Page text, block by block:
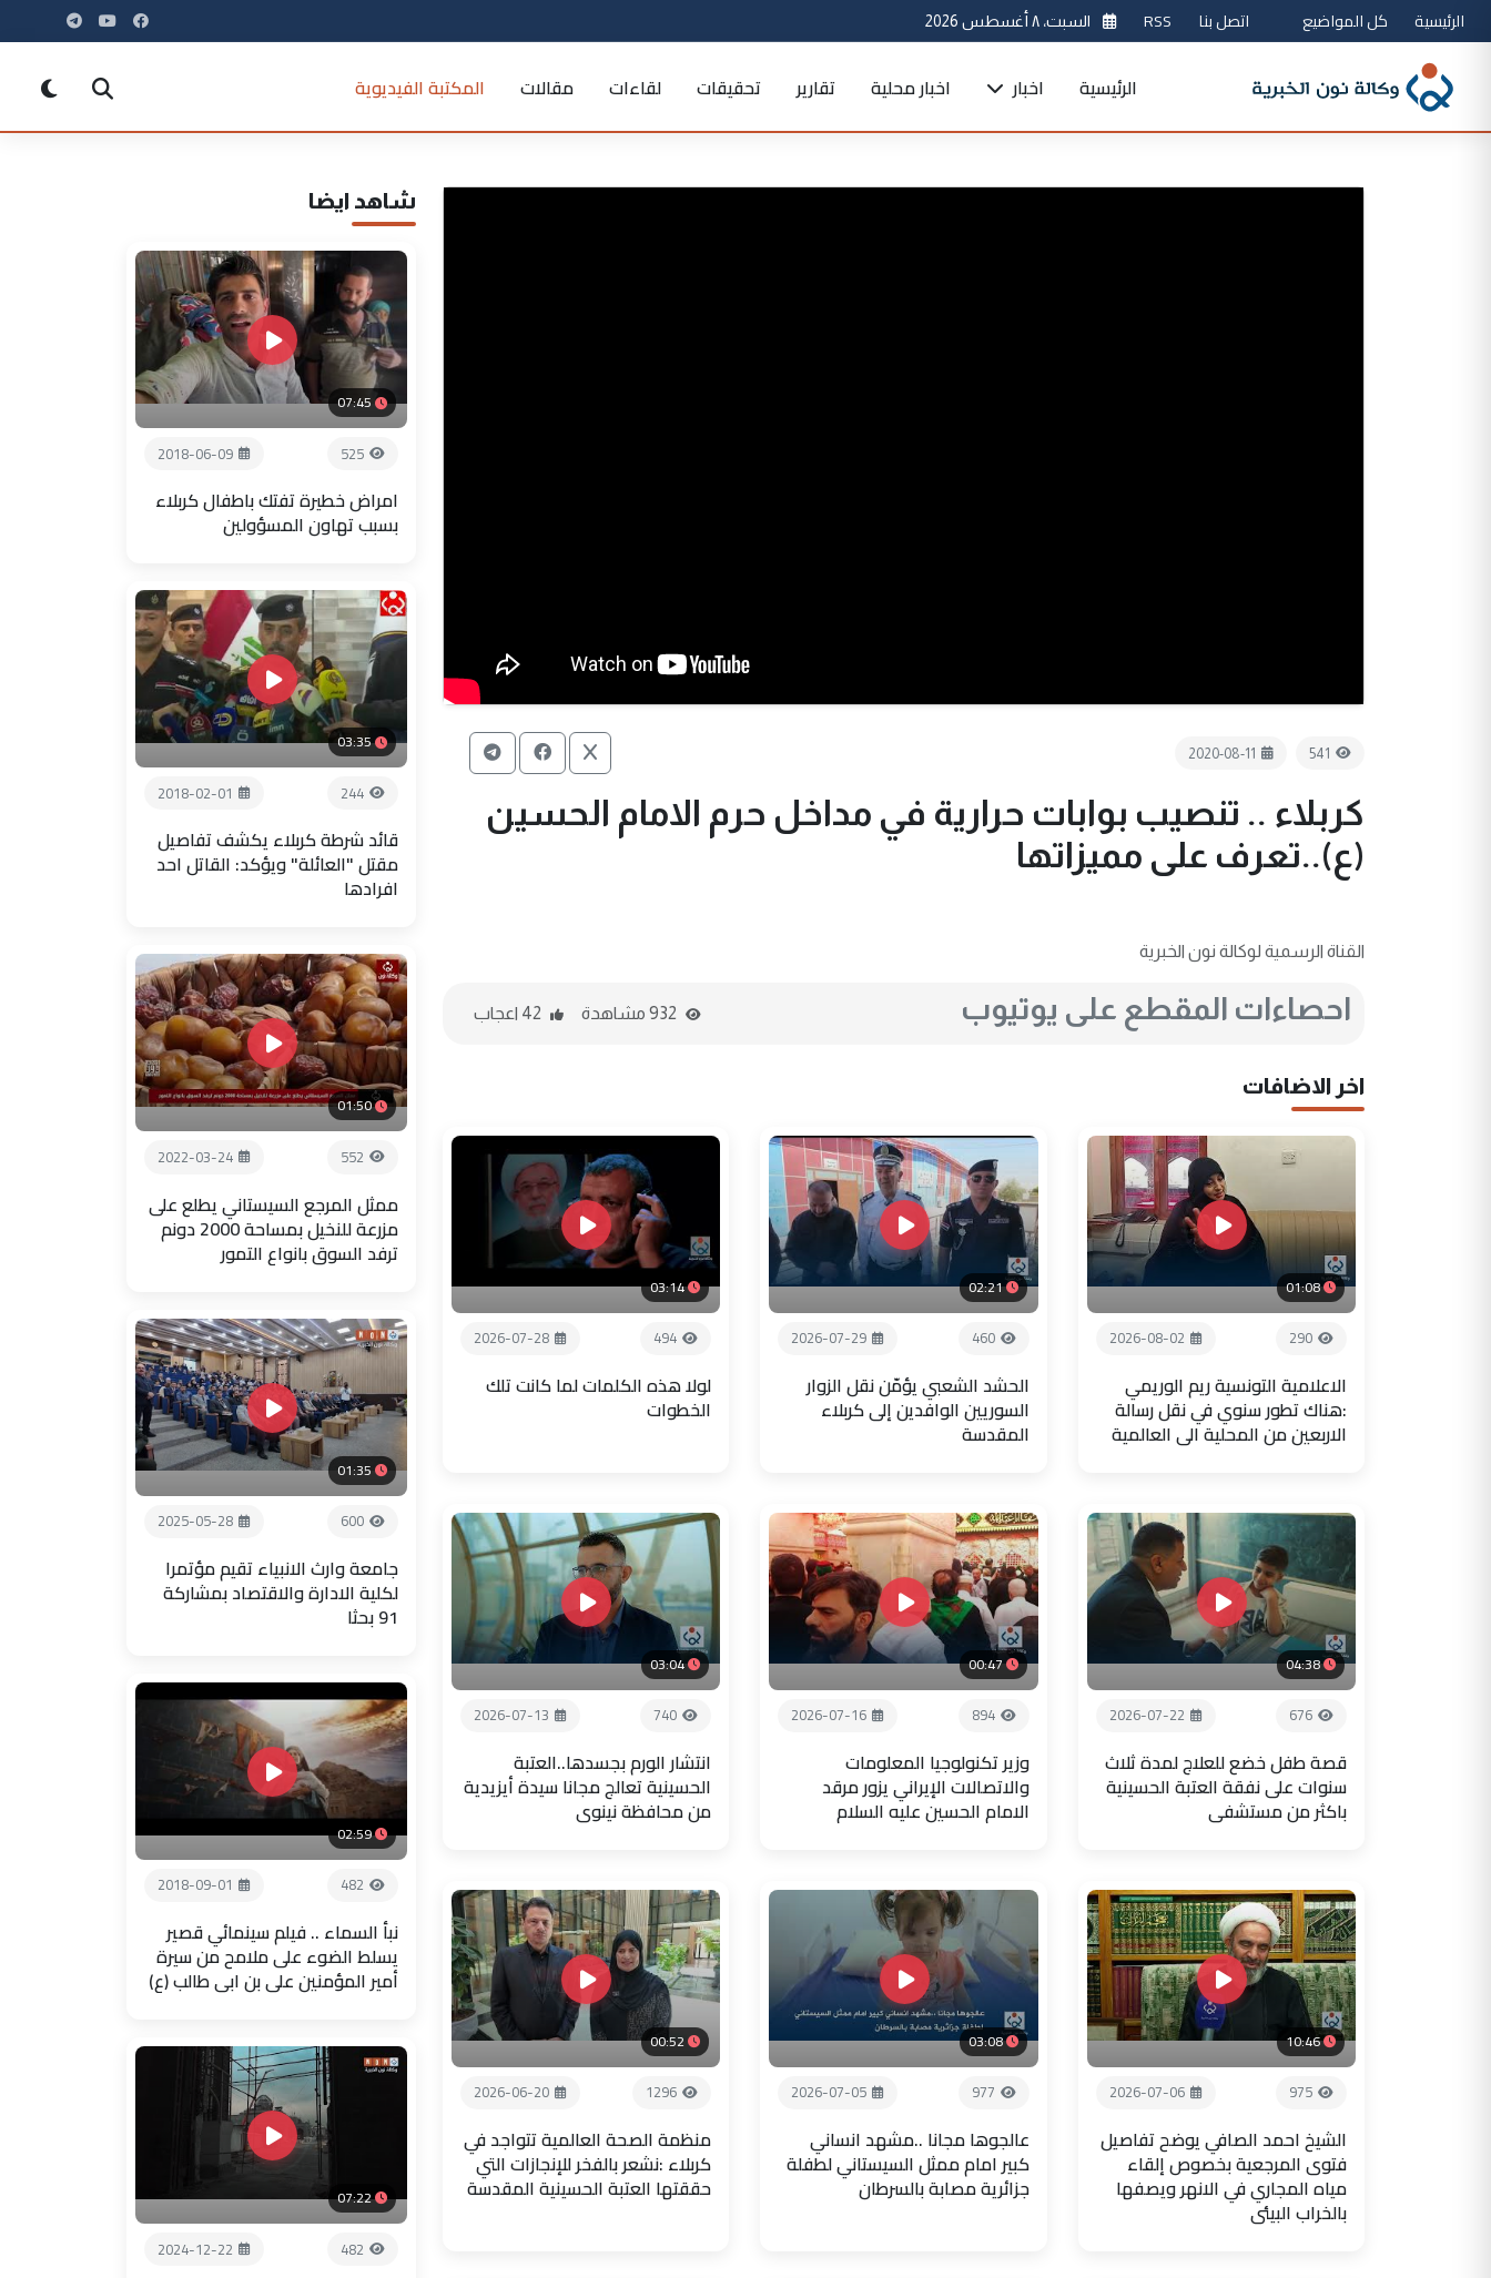
الرئيسية كل المواضيع اتصل بنا RSS السبت، ٨ أغسطس 2026
الرئيسية اخبار اخبار محلية تقارير تحقيقات لقاءات مقالات المكتبة الفيديوية
541
2020-08-11
كربلاء .. تنصيب بوابات حرارية في مداخل حرم الامام الحسين
(ع)..تعرف على مميزاتها
القناة الرسمية لوكالة نون الخبرية
احصاءات المقطع على يوتيوب
اخر الاضافات
01:08
290
2026-08-02
الاعلامية التونسية ريم الوريمي
:هناك تطور سنوي في نقل رسالة
الاربعين من المحلية الى العالمية
02:21
460
2026-07-29
الحشد الشعبي يؤمّن نقل الزوار
السوريين الوافدين إلى كربلاء
المقدسة
03:14
494
2026-07-28
لولا هذه الكلمات لما كانت تلك
الخطوات
04:38
676
2026-07-22
قصة طفل خضع للعلاج لمدة ثلاث
سنوات على نفقة العتبة الحسينية
باكثر من مستشفى
00:47
894
2026-07-16
وزير تكنولوجيا المعلومات
والاتصالات الإيراني يزور مرقد
الامام الحسين عليه السلام
03:04
740
2026-07-13
انتشار الورم بجسدها..العتبة
الحسينية تعالج مجانا سيدة أيزيدية
من محافظة نينوى
10:46
975
2026-07-06
الشيخ احمد الصافي يوضح تفاصيل
فتوى المرجعية بخصوص إلقاء
مياه المجاري في الانهر ويصفها
بالخراب البيئي
03:08
977
2026-07-05
عالجوها مجانا ..مشهد انساني
كبير امام ممثل السيستاني لطفلة
جزائرية مصابة بالسرطان
00:52
1296
2026-06-20
منظمة الصحة العالمية تتواجد في
كربلاء :نشعر بالفخر للإنجازات التي
حققتها العتبة الحسينية المقدسة
شاهد ايضا
07:45
525
2018-06-09
امراض خطيرة تفتك باطفال كربلاء
بسبب تهاون المسؤولين
03:35
244
2018-02-01
قائد شرطة كربلاء يكشف تفاصيل
مقتل "العائلة" ويؤكد: القاتل احد
افرادها
01:50
552
2022-03-24
ممثل المرجع السيستاني يطلع على
مزرعة للنخيل بمساحة 2000 دونم
ترفد السوق بانواع التمور
01:35
600
2025-05-28
جامعة وارث الانبياء تقيم مؤتمرا
لكلية الادارة والاقتصاد بمشاركة
91 بحثا
02:59
482
2018-09-01
نبأ السماء .. فيلم سينمائي قصير
يسلط الضوء على ملامح من سيرة
أمير المؤمنين علي بن ابي طالب (ع)
07:22
482
2024-12-22